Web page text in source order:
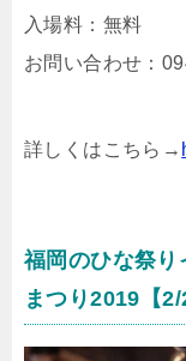
入場料：無料
お問い合わせ：
詳しくはこちら→
福岡のひな祭
まつり2019【2/